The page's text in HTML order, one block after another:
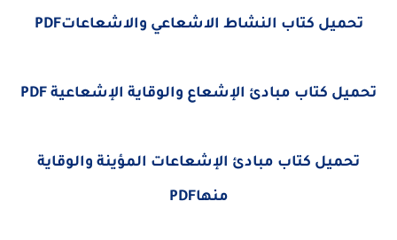
تحميل كتاب النشاط الاشعاعي والاشعاعاتPDF
تحميل كتاب مبادئ الإشعاع والوقاية الإشعاعية PDF
تحميل كتاب مبادئ الإشعاعات المؤينة والوقاية
منهاPDF